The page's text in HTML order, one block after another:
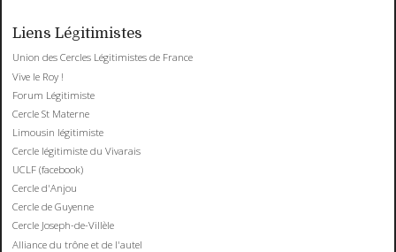
Liens Légitimistes
Union des Cercles Légitimistes de France
Vive le Roy !
Forum Légitimiste
Cercle St Materne
Limousin légitimiste
Cercle légitimiste du Vivarais
UCLF (facebook)
Cercle d'Anjou
Cercle de Guyenne
Cercle Joseph-de-Villèle
Alliance du trône et de l'autel